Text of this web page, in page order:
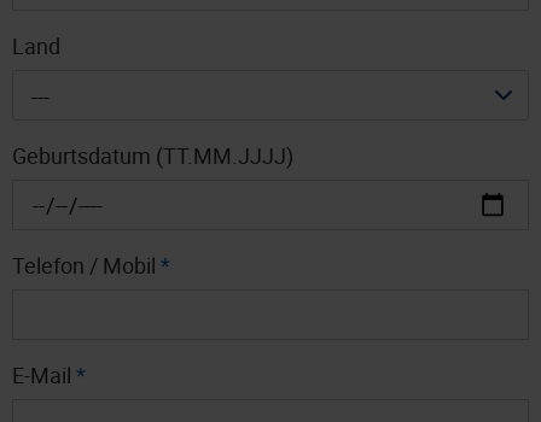
Land
---
Geburtsdatum (TT.MM.JJJJ)
Telefon / Mobil *
E-Mail *